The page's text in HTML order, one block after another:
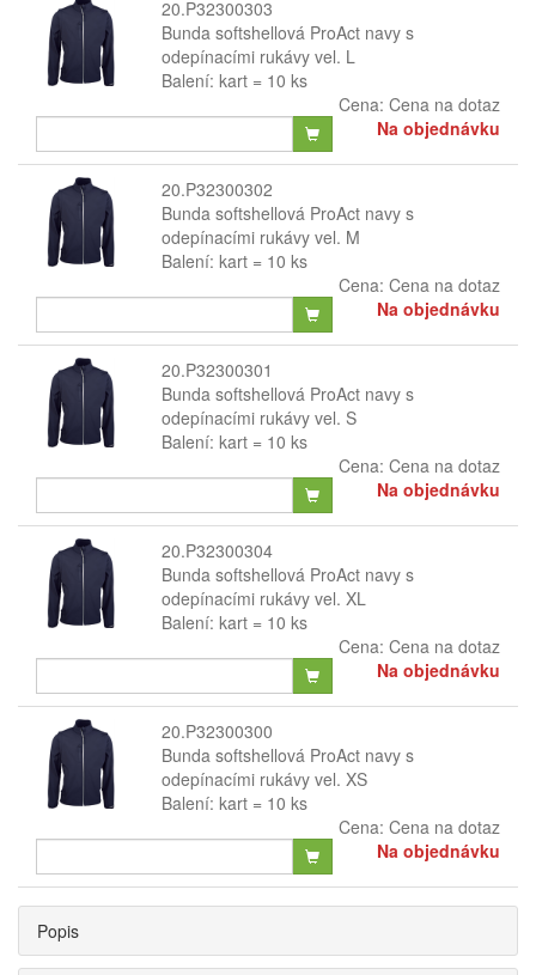
20.P32300303
Bunda softshellová ProAct navy s
odepínacími rukávy vel. L
Balení: kart = 10 ks
Cena: Cena na dotaz
Na objednávku
20.P32300302
Bunda softshellová ProAct navy s
odepínacími rukávy vel. M
Balení: kart = 10 ks
Cena: Cena na dotaz
Na objednávku
20.P32300301
Bunda softshellová ProAct navy s
odepínacími rukávy vel. S
Balení: kart = 10 ks
Cena: Cena na dotaz
Na objednávku
20.P32300304
Bunda softshellová ProAct navy s
odepínacími rukávy vel. XL
Balení: kart = 10 ks
Cena: Cena na dotaz
Na objednávku
20.P32300300
Bunda softshellová ProAct navy s
odepínacími rukávy vel. XS
Balení: kart = 10 ks
Cena: Cena na dotaz
Na objednávku
Popis